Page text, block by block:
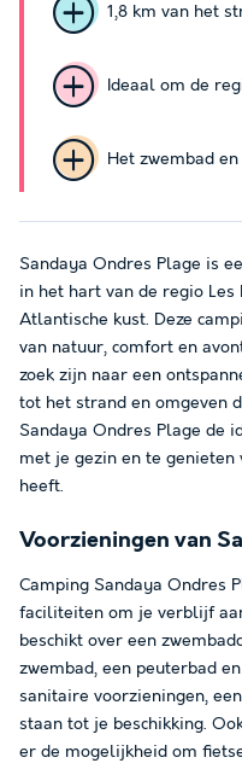
1,8 km van het
Ideaal om de
Het zwembad
Sandaya Ondres Plage is
in het hart van de regio Les
Atlantische kust. Deze
van natuur, comfort en
zoek zijn naar een
tot het strand en omgeven
Sandaya Ondres Plage de
met je gezin en te
heeft.
Voorzieningen van
Camping Sandaya Ondres
faciliteiten om je verblijf
beschikt over een
zwembad, een peuterbad
sanitaire voorzieningen,
staan tot je beschikking.
er de mogelijkheid om